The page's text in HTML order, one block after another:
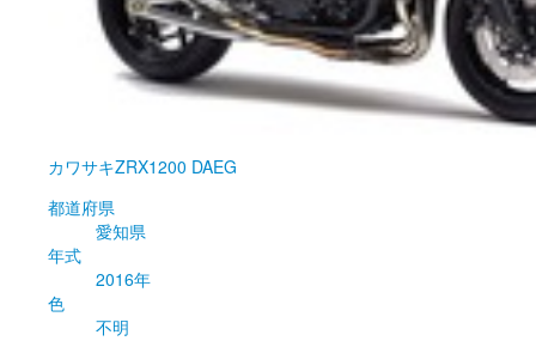
カワサキZRX1200 DAEG
都道府県
愛知県
年式
2016年
色
不明